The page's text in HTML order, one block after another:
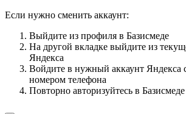
Если нужно сменить аккаунт:
Выйдите из профиля в Базисмеде
На другой вкладке выйдите из
Яндекса
Войдите в нужный аккаунт Яндекса
номером телефона
Повторно авторизуйтесь в